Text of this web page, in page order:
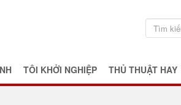
TÔI KHỞI NGHIỆP THỦ THUẬT HAY